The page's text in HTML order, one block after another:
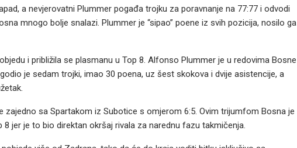
a nevjerovatni Plummer pogađa trojku za poravnanje na 77:77 i odvodi
mnogo bolje snalazi. Plummer je “sipao” poene iz svih pozicija, nosilo ga
i približila se plasmanu u Top 8. Alfonso Plummer je u redovima Bosne
je sedam trojki, imao 30 poena, uz šest skokova i dvije asistencije, a
sa Spartakom iz Subotice s omjerom 6:5. Ovim trijumfom Bosna je
jer je to bio direktan okršaj rivala za narednu fazu takmičenja.